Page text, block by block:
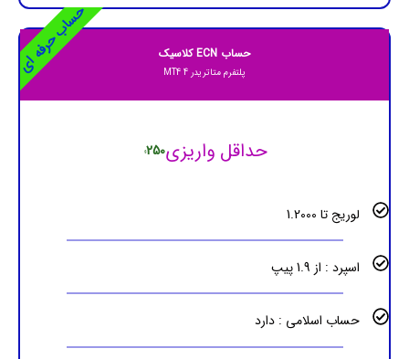
حساب حرفه ای حساب ECN کلاسیک
پلتفرم متاتریدر 4 MT4
$250حداقل واریزی
لوریج تا 1.2000
اسپرد : از 1.9 پیپ
حساب اسلامی : دارد